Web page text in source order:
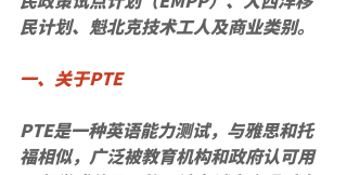
民计划、魁北克技术工人及商业类别。
一、关于PTE
PTE是一种英语能力测试，与雅思和托
福相似，广泛被教育机构和政府认可用